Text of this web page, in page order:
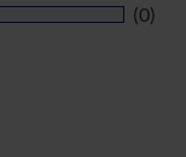
(0)